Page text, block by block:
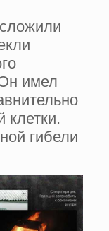
имел
клетки.
гибели